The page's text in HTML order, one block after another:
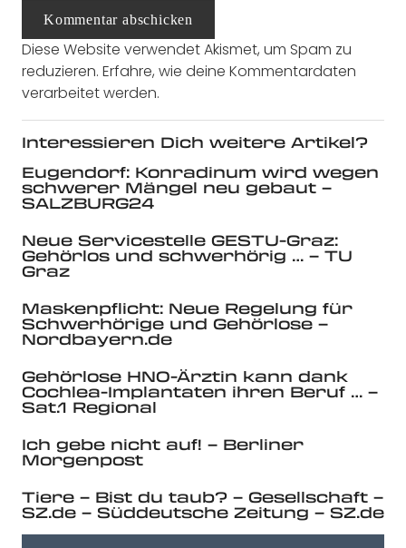
Kommentar abschicken
Diese Website verwendet Akismet, um Spam zu
reduzieren. Erfahre, wie deine Kommentardaten
verarbeitet werden.
Interessieren Dich weitere Artikel?
Eugendorf: Konradinum wird wegen
schwerer Mängel neu gebaut –
SALZBURG24
Neue Servicestelle GESTU-Graz:
Gehörlos und schwerhörig … – TU
Graz
Maskenpflicht: Neue Regelung für
Schwerhörige und Gehörlose –
Nordbayern.de
Gehörlose HNO-Ärztin kann dank
Cochlea-Implantaten ihren Beruf … –
Sat.1 Regional
Ich gebe nicht auf! – Berliner
Morgenpost
Tiere – Bist du taub? – Gesellschaft –
SZ.de – Süddeutsche Zeitung – SZ.de